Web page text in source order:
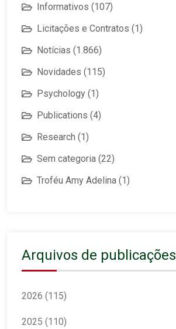
Informativos (107)
Licitações e Contratos (1)
Notícias (1.866)
Novidades (115)
Psychology (1)
Publications (4)
Research (1)
Sem categoria (22)
Troféu Amy Adelina (1)
Arquivos de publicações
2026 (115)
2025 (110)